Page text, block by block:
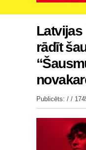
Latvijas
rādīt
Publicēts: / /